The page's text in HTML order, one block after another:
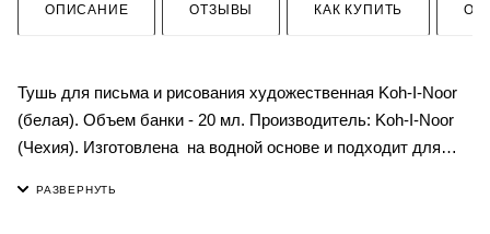
ОПИСАНИЕ ОТЗЫВЫ КАК КУПИТЬ
Тушь для письма и рисования художественная Koh-I-Noor
(белая). Объем банки - 20 мл. Производитель: Koh-I-Noor
(Чехия). Изготовлена на водной основе и подходит для